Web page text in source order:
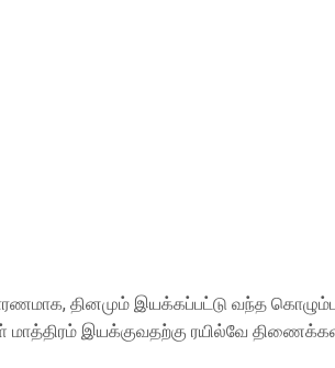
தினமும் இயக்கப்பட்டு வந்த
மாத்திரம் இயக்குவதற்கு ரயில்வே